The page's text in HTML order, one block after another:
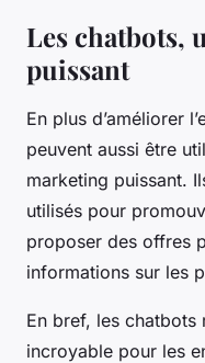
Les chatbots,
puissant
En plus d’améliorer
peuvent aussi être
marketing puissant.
utilisés pour
proposer des offres
informations sur les
En bref, les chatbots
incroyable pour les